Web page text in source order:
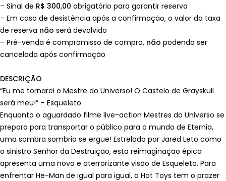
– Sinal de R$ 300,00 obrigatório para garantir reserva
– Em caso de desistência após a confirmação, o valor da taxa
de reserva não será devolvido
– Pré-venda é compromisso de compra, não podendo ser
cancelada após confirmação
DESCRIÇÃO
“Eu me tornarei o Mestre do Universo! O Castelo de Grayskull
será meu!” – Esqueleto
Enquanto o aguardado filme live-action Mestres do Universo se
prepara para transportar o público para o mundo de Eternia,
uma sombra sombria se ergue! Estrelado por Jared Leto como
o sinistro Senhor da Destruição, esta reimaginação épica
apresenta uma nova e aterrorizante visão de Esqueleto. Para
enfrentar He-Man de igual para igual, a Hot Toys tem o prazer